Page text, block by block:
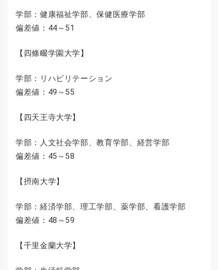
学部：健康福祉学部、保健医療学部
偏差値：44～51
【四條畷学園大学】
学部：リハビリテーション
偏差値：49～55
【四天王寺大学】
学部：人文社会学部、教育学部、経営学部
偏差値：45～58
【摂南大学】
学部：経済学部、理工学部、薬学部、看護学部
偏差値：48～59
【千里金蘭大学】